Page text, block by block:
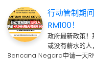
行动管制期
RM100！
政府最新政策
或没有薪水的
Bencana Negara申请一天